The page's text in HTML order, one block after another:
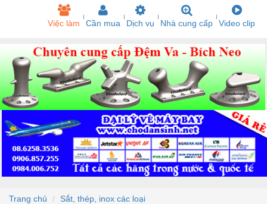
Việc làm Cần mua Dịch vụ Nhà cung cấp Video clip
Trang chủ
Sắt, thép, inox các loại